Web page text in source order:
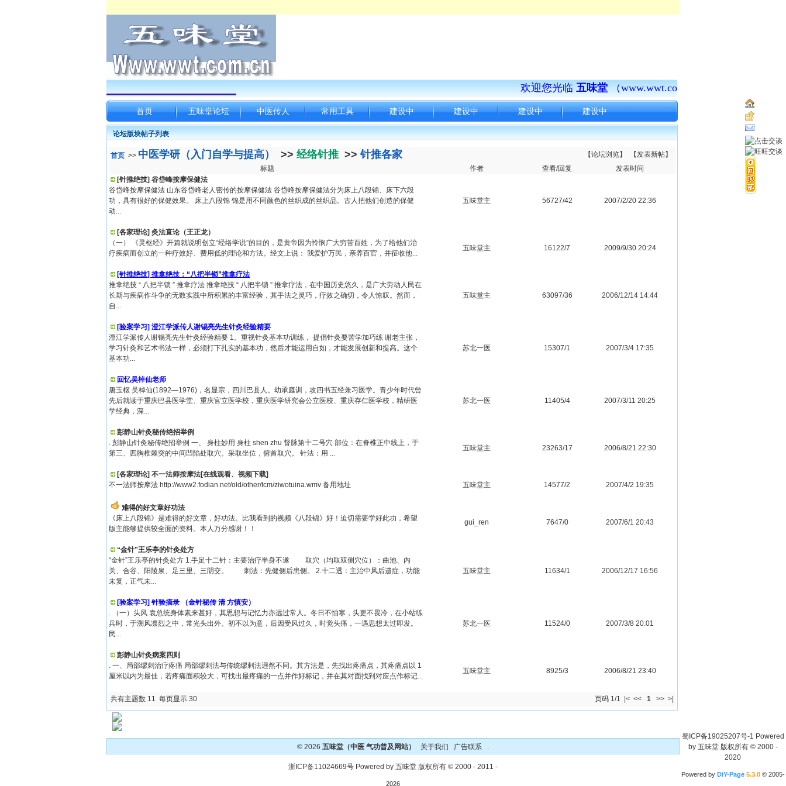
欢迎您光临五味堂（www.wwt.com.cn）
首页 五味堂论坛 中医传人 常用工具 建设中 建设中 建设中 建设中
论坛版块帖子列表
首页 >> 中医学研（入门自学与提高） >> 经络针推>>针推各家 【论坛浏览】
【发表新帖】
标题
作者 查看/回复
发表时间
[针推绝技] 谷岱峰按摩保健法
谷岱峰按摩保健法 山东谷岱峰老人密传的按摩保健法 谷岱峰按摩保健法分为床上八段锦、床下六段
功，具有很好的保健效果。 床上八段锦 锦是用不同颜色的丝织成的丝织品。古人把他们创造的保健
动...
五味堂主 56727/42 2007/2/20 22:36
[各家理论] 灸法直论（王正龙）
（一） 《灵枢经》开篇就说明创立“经络学说”的目的，是黄帝因为怜悯广大穷苦百姓，为了给他们治
疗疾病而创立的一种疗效好、费用低的理论和方法。经文上说： 我爱护万民，亲养百官，并征收他...
五味堂主 16122/7 2009/9/30 20:24
[针推绝技] 推拿绝技：“八把半锁”推拿疗法
推拿绝技 “ 八把半锁 ” 推拿疗法 推拿绝技 “ 八把半锁 ” 推拿疗法，在中国历史悠久，是广大劳动人民在
长期与疾病作斗争的无数实践中所积累的丰富经验，其手法之灵巧，疗效之确切，令人惊叹。然而，
自...
五味堂主 63097/36 2006/12/14 14:44
[验案学习] 澄江学派传人谢锡亮先生针灸经验精要
澄江学派传人谢锡亮先生针灸经验精要 1。重视针灸基本功训练， 提倡针灸要苦学加巧练 谢老主张，
学习针灸和艺术书法一样，必须打下扎实的基本功，然后才能运用自如，才能发展创新和提高。这个
基本功...
苏北一医 15307/1 2007/3/4 17:35
回忆吴棹仙老师
唐玉枢 吴棹仙(1892—1976)，名显宗，四川巴县人。幼承庭训，攻四书五经兼习医学。青少年时代曾
先后就读于重庆巴县医学堂、重庆官立医学校，重庆医学研究会公立医校、重庆存仁医学校，精研医
学经典，深...
苏北一医 11405/4 2007/3/11 20:25
彭静山针灸秘传绝招举例
. 彭静山针灸秘传绝招举例 一、 身柱妙用 身柱 shen zhu 督脉第十二号穴 部位：在脊椎正中线上，于
第三、四胸椎棘突的中间凹陷处取穴。采取坐位，俯首取穴。 针法：用 ...
五味堂主 23263/17 2006/8/21 22:30
[各家理论] 不一法师按摩法[在线观看、视频下载]
不一法师按摩法 http://www2.fodian.net/old/other/tcm/ziwotuina.wmv 备用地址
五味堂主 14577/2 2007/4/2 19:35
难得的好文章好功法
《床上八段锦》是难得的好文章，好功法。比我看到的视频《八段锦》好！迫切需要学好此功，希望
版主能够提供较全面的资料。本人万分感谢！！
gui_ren 7647/0 2007/6/1 20:43
“金针”王乐亭的针灸处方
“金针”王乐亭的针灸处方 1.手足十二针：主要治疗半身不遂 取穴（均取双侧穴位）：曲池、内
关、合谷、阳陵泉、足三里、三阴交。 刺法：先健侧后患侧。 2.十二透：主治中风后遗症，功能
未复，正气未...
五味堂主 11634/1 2006/12/17 16:56
[验案学习] 针验摘录 （金针秘传 清 方慎安）
. （一）头风 袁总统身体素来甚好，其思想与记忆力亦远过常人。冬日不怕寒，头更不畏冷，在小站练
兵时，于溯风凛烈之中，常光头出外。初不以为意，后因受风过久，时觉头痛，一遇思想太过即发。
民...
苏北一医 11524/0 2007/3/8 20:01
彭静山针灸病案四则
. 一、局部缪刺治疗疼痛 局部缪刺法与传统缪剌法迥然不同。其方法是，先找出疼痛点，其疼痛点以 1
厘米以内为最佳，若疼痛面积较大，可找出最疼痛的一点并作好标记，并在其对面找到对应点作标记...
五味堂主 8925/3 2006/8/21 23:40
共有主题数 11 每页显示 30 页码 1/1 |< << 1 >> >|
© 2026 五味堂（中医 气功普及网站） 关于我们 广告联系 .
浙ICP备11024669号 Powered by 五味堂 版权所有 © 2000 - 2011 -
蜀ICP备19025207号-1 Powered
by 五味堂 版权所有© 2000 -
2020
Powered by DiY-Page 5.3.0© 2005-
2026